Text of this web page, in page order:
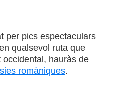
per pics espectaculars
qualsevol ruta que
hauràs de
romàniques.